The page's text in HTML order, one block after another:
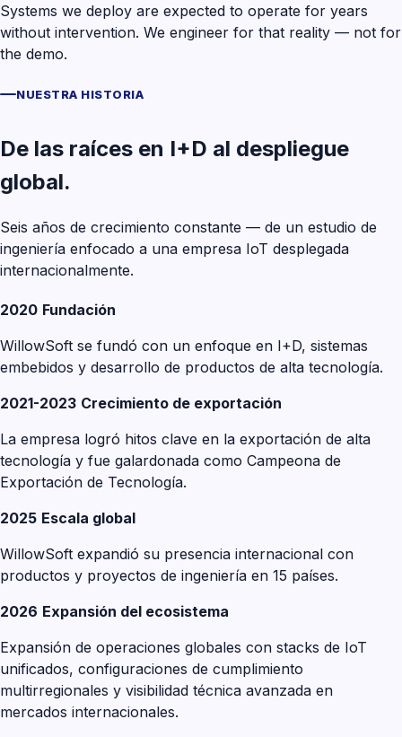
Systems we deploy are expected to operate for years
without intervention. We engineer for that reality — not for
the demo.
NUESTRA HISTORIA
De las raíces en I+D al despliegue
global.
Seis años de crecimiento constante — de un estudio de
ingeniería enfocado a una empresa IoT desplegada
internacionalmente.
2020 Fundación
WillowSoft se fundó con un enfoque en I+D, sistemas
embebidos y desarrollo de productos de alta tecnología.
2021-2023 Crecimiento de exportación
La empresa logró hitos clave en la exportación de alta
tecnología y fue galardonada como Campeona de
Exportación de Tecnología.
2025 Escala global
WillowSoft expandió su presencia internacional con
productos y proyectos de ingeniería en 15 países.
2026 Expansión del ecosistema
Expansión de operaciones globales con stacks de IoT
unificados, configuraciones de cumplimiento
multirregionales y visibilidad técnica avanzada en
mercados internacionales.